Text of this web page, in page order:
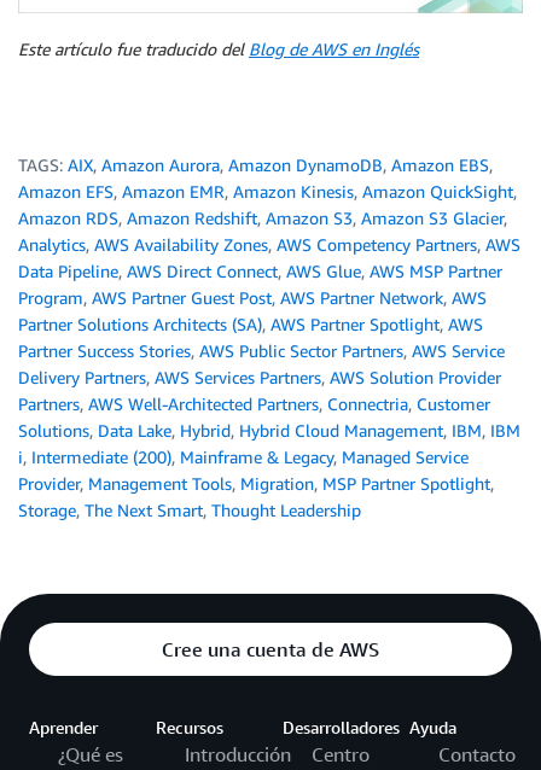
Este artículo fue traducido del Blog de AWS en Inglés
TAGS: AIX, Amazon Aurora, Amazon DynamoDB, Amazon EBS,
Amazon EFS, Amazon EMR, Amazon Kinesis, Amazon QuickSight,
Amazon RDS, Amazon Redshift, Amazon S3, Amazon S3 Glacier,
Analytics, AWS Availability Zones, AWS Competency Partners, AWS
Data Pipeline, AWS Direct Connect, AWS Glue, AWS MSP Partner
Program, AWS Partner Guest Post, AWS Partner Network, AWS
Partner Solutions Architects (SA), AWS Partner Spotlight, AWS
Partner Success Stories, AWS Public Sector Partners, AWS Service
Delivery Partners, AWS Services Partners, AWS Solution Provider
Partners, AWS Well-Architected Partners, Connectria, Customer
Solutions, Data Lake, Hybrid, Hybrid Cloud Management, IBM, IBM
i, Intermediate (200), Mainframe & Legacy, Managed Service
Provider, Management Tools, Migration, MSP Partner Spotlight,
Storage, The Next Smart, Thought Leadership
Cree una cuenta de AWS
Aprender
¿Qué es
Recursos
Introducción
Desarrolladores
Centro
Ayuda
Contacto